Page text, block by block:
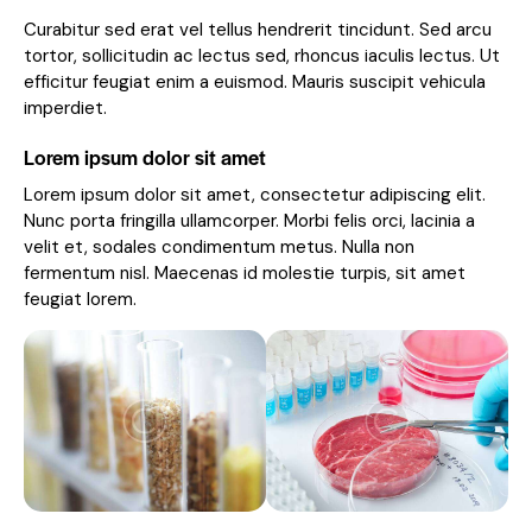
Curabitur sed erat vel tellus hendrerit tincidunt. Sed arcu
tortor, sollicitudin ac lectus sed, rhoncus iaculis lectus. Ut
efficitur feugiat enim a euismod. Mauris suscipit vehicula
imperdiet.
Lorem ipsum dolor sit amet
Lorem ipsum dolor sit amet, consectetur adipiscing elit.
Nunc porta fringilla ullamcorper. Morbi felis orci, lacinia a
velit et, sodales condimentum metus. Nulla non
fermentum nisl. Maecenas id molestie turpis, sit amet
feugiat lorem.